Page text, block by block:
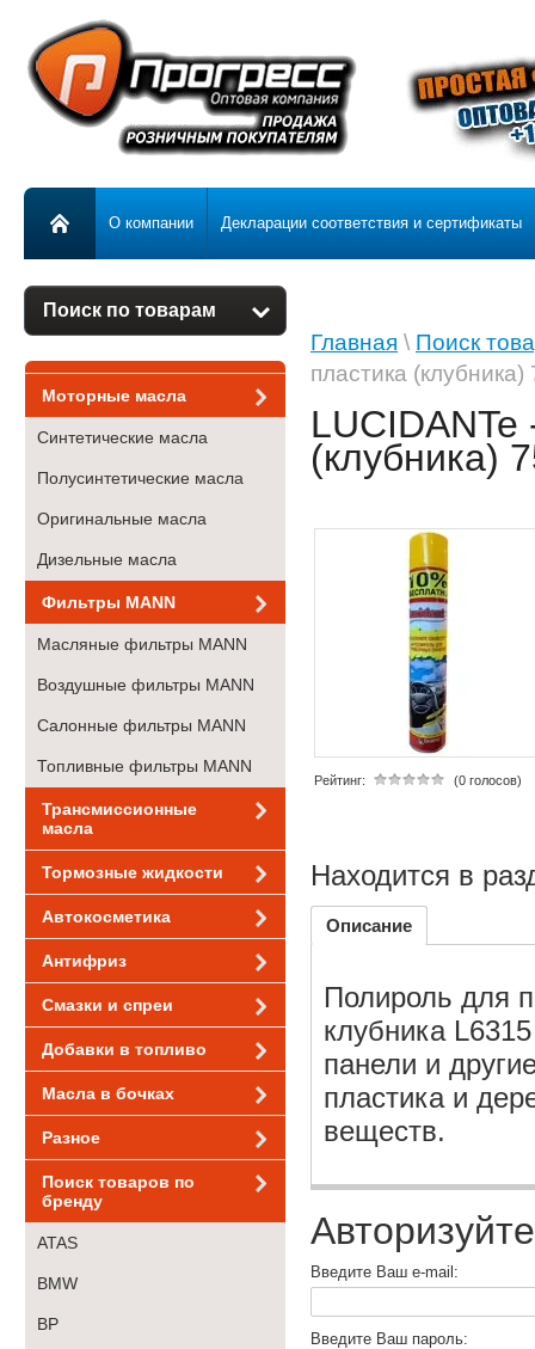
О компании Декларации соответствия и сертификаты
Поиск по товарам
Моторные масла
Синтетические масла
Полусинтетические масла
Оригинальные масла
Дизельные масла
Фильтры MANN
Масляные фильтры MANN
Воздушные фильтры MANN
Салонные фильтры MANN
Топливные фильтры MANN
Трансмиссионные
масла
Тормозные жидкости
Автокосметика
Антифриз
Смазки и спреи
Добавки в топливо
Масла в бочках
Разное
Поиск товаров по
бренду
ATAS
BMW
BP
Главная \ Поиск
пластика
LUCIDANTe
(клубника)
Рейтинг: (0 голосов)
Находится в
Описание
Полироль для
клубника
панели и
пластика и
веществ.
Введите Ваш e-mail:
Введите Ваш пароль: